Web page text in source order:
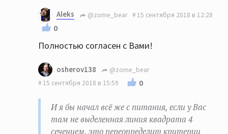
Aleks @zome_bear 15 сентября 2018 в 12:28
0
Полностью согласен с Вами!
osherov138
@zome_bear
15 сентября 2018 в 15:59
0
И я бы начал всё же с питания, если у Вас
там не выделенная линия квадрата 4
сечением, это переопределит критерии